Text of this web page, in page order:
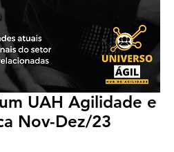
UAH Agilidade e
Nov-Dez/23